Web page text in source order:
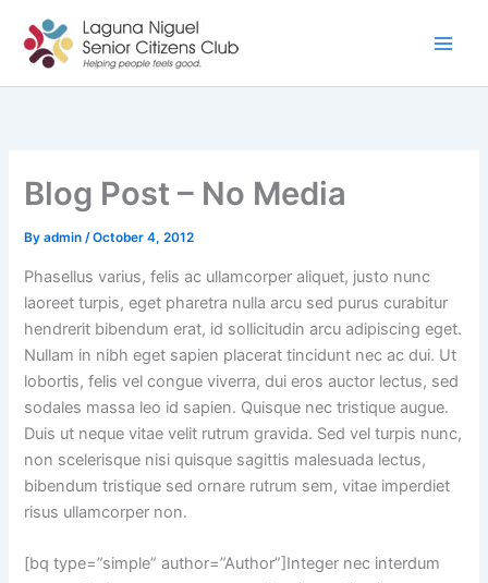
content
Blog Post – No Media
Byadmin/October 4, 2012
Phasellus varius, felis ac ullamcorper aliquet, justo nunc
laoreet turpis, eget pharetra nulla arcu sed purus curabitur
hendrerit bibendum erat, id sollicitudin arcu adipiscing eget.
Nullam in nibh eget sapien placerat tincidunt nec ac dui. Ut
lobortis, felis vel congue viverra, dui eros auctor lectus, sed
sodales massa leo id sapien. Quisque nec tristique augue.
Duis ut neque vitae velit rutrum gravida. Sed vel turpis nunc,
non scelerisque nisi quisque sagittis malesuada lectus,
bibendum tristique sed ornare rutrum sem, vitae imperdiet
risus ullamcorper non.
[bq type=”simple” author=”Author”]Integer nec interdum